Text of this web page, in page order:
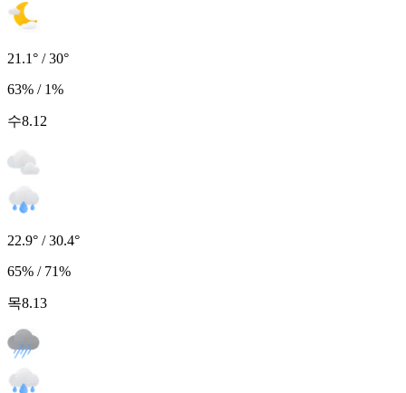
21.1° / 30°
63% / 1%
수8.12
22.9° / 30.4°
65% / 71%
목8.13